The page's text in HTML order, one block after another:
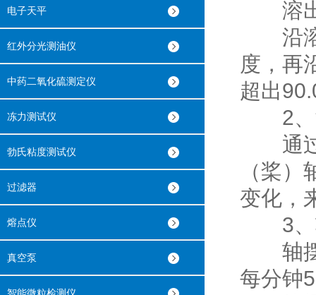
电子天平
红外分光测油仪
中药二氧化硫测定仪
冻力测试仪
勃氏粘度测试仪
过滤器
熔点仪
真空泵
溶出
沿溶
度，再
超出
2、
通过
（桨
变化，
3、
轴摆
每分钟